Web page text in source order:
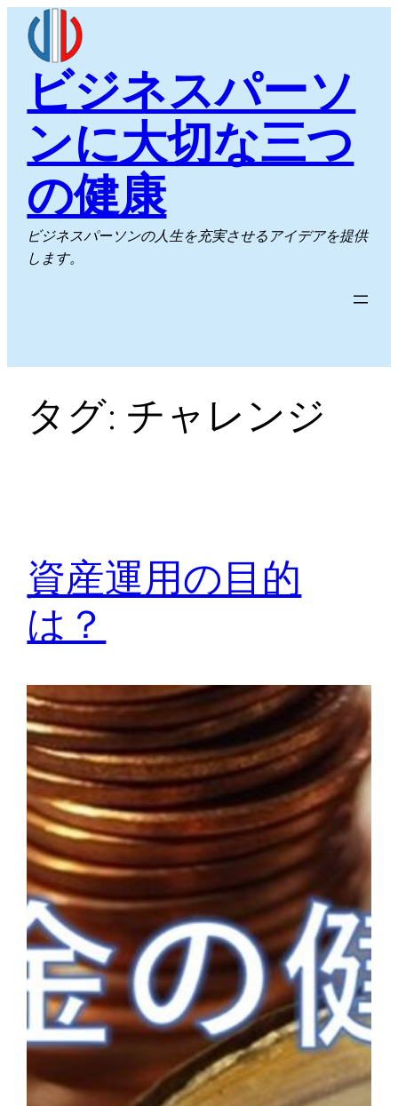
ビジネスパーソ
ンに大切な三つ
の健康
ビジネスパーソンの人生を充実させるアイデアを提供
します。
タグ: チャレンジ
資産運用の目的
は？